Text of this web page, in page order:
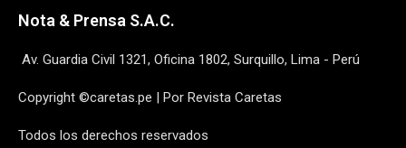
Nota & Prensa S.A.C.
Av. Guardia Civil 1321, Oficina 1802, Surquillo, Lima - Perú
Copyright ©caretas.pe | Por Revista Caretas
Todos los derechos reservados